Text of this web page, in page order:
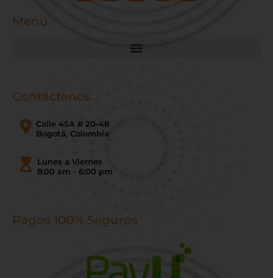
Menú
Contáctenos
Calle 45A # 20-48
Bogotá, Colombia
Lunes a Viernes
8:00 am - 6:00 pm
Pagos 100% Seguros